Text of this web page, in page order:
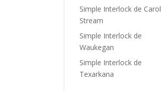
Simple Interlock de Carol
Stream
Simple Interlock de
Waukegan
Simple Interlock de
Texarkana